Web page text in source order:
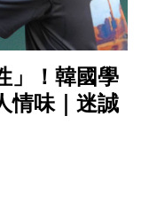
」！韓國學
情味｜迷誠